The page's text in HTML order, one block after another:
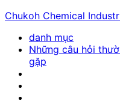
Chukoh Chemical
danh mục
Những câu hỏi
gặp